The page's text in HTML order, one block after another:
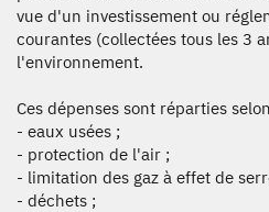
vue d'un investissement ou
courantes (collectées tous les 3
l'environnement.
Ces dépenses sont réparties
- eaux usées ;
- protection de l'air ;
- limitation des gaz à effet de
- déchets ;